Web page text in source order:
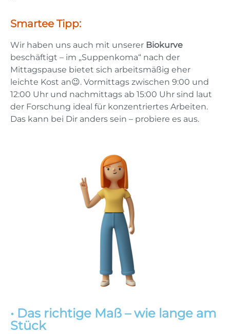
Smartee Tipp:
Wir haben uns auch mit unserer Biokurve
beschäftigt – im „Suppenkoma“ nach der
Mittagspause bietet sich arbeitsmäßig eher
leichte Kost an😉. Vormittags zwischen 9:00 und
12:00 Uhr und nachmittags ab 15:00 Uhr sind laut
der Forschung ideal für konzentriertes Arbeiten.
Das kann bei Dir anders sein – probiere es aus.
• Das richtige Maß – wie lange am
Stück